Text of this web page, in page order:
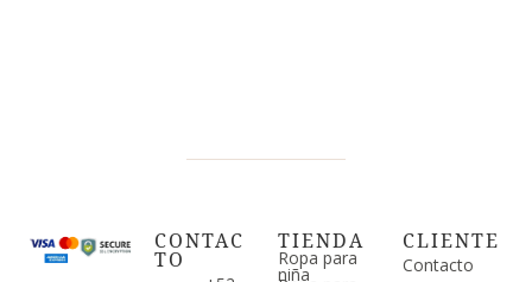
CONTAC
TO
TIENDA
Ropa para
niña
CLIENTE
Contacto